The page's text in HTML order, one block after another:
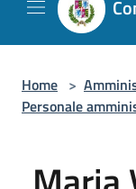
Home >
Personale